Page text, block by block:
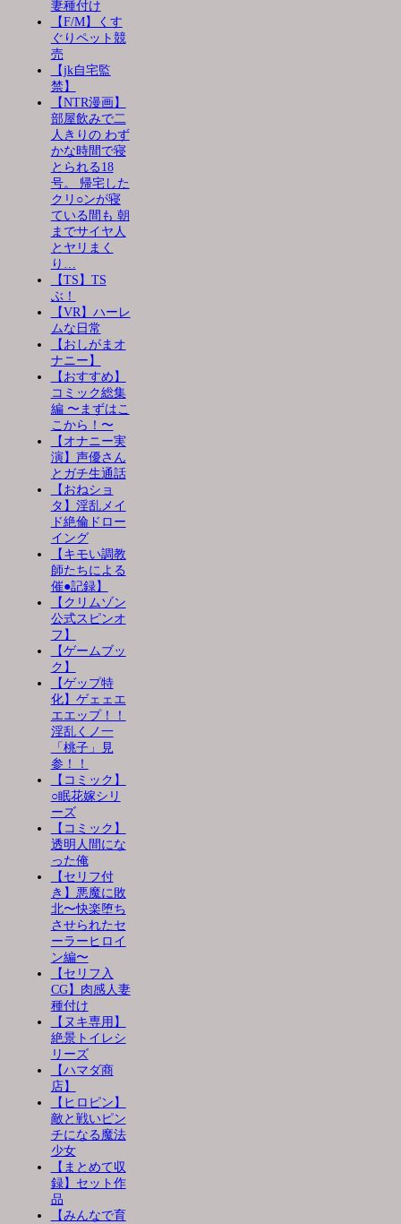
妻種付け
【F/M】くす
ぐりペット競
売
【jk自宅監
禁】
【NTR漫画】
部屋飲みで二
人きりの わず
かな時間で寝
とられる18
号。 帰宅した
クリ○ンが寝
ている間も 朝
までサイヤ人
とヤリまく
り…
【TS】TS
ぶ！
【VR】ハーレ
ムな日常
【おしがまオ
ナニー】
【おすすめ】
コミック総集
編 〜まずはこ
こから！〜
【オナニー実
演】声優さん
とガチ生通話
【おねショ
タ】淫乱メイ
ド絶倫ドロー
イング
【キモい調教
師たちによる
催●記録】
【クリムゾン
公式スピンオ
フ】
【ゲームブッ
ク】
【ゲップ特
化】ゲェェエ
エエップ！！
淫乱くノ一
「桃子」見
参！！
【コミック】
○眠花嫁シリ
ーズ
【コミック】
透明人間にな
った俺
【セリフ付
き】悪魔に敗
北〜快楽堕ち
させられたセ
ーラーヒロイ
ン編〜
【セリフ入
CG】肉感人妻
種付け
【ヌキ専用】
絶景トイレシ
リーズ
【ハマダ商
店】
【ヒロピン】
敵と戦いピン
チになる魔法
少女
【まとめて収
録】セット作
品
【みんなで育